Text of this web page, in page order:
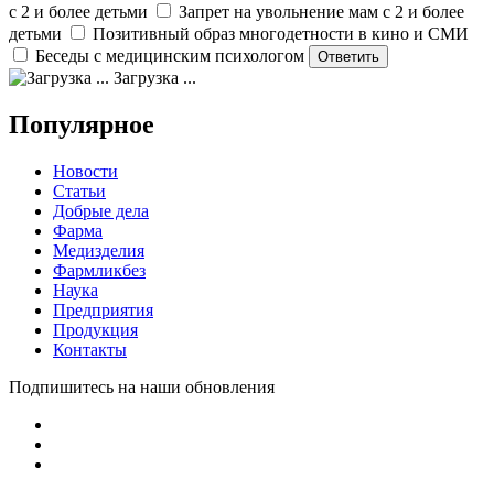
с 2 и более детьми
Запрет на увольнение мам с 2 и более
детьми
Позитивный образ многодетности в кино и СМИ
Беседы с медицинским психологом
Загрузка ...
Популярное
Новости
Статьи
Добрые дела
Фарма
Медизделия
Фармликбез
Наука
Предприятия
Продукция
Контакты
Подпишитесь на наши обновления